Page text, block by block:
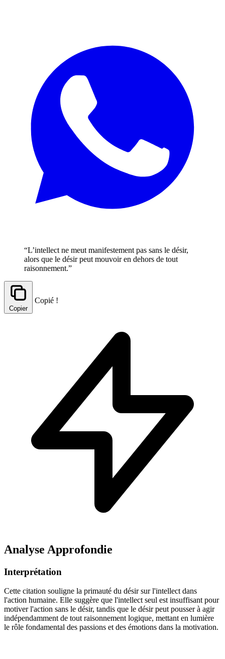
“L’intellect ne meut manifestement pas sans le désir,
alors que le désir peut mouvoir en dehors de tout
raisonnement.”
Copier
Copié !
Analyse Approfondie
Interprétation
Cette citation souligne la primauté du désir sur l'intellect dans
l'action humaine. Elle suggère que l'intellect seul est insuffisant pour
motiver l'action sans le désir, tandis que le désir peut pousser à agir
indépendamment de tout raisonnement logique, mettant en lumière
le rôle fondamental des passions et des émotions dans la motivation.